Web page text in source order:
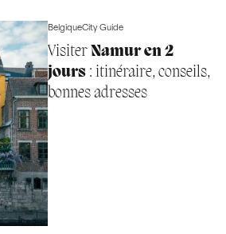
BelgiqueCity Guide
VisiterNamur en 2
jours: itinéraire, conseils,
bonnes adresses